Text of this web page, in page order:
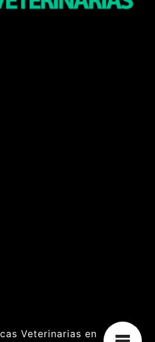
Veterinarias en